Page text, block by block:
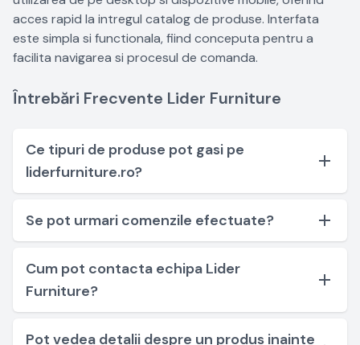
acces rapid la intregul catalog de produse. Interfata
este simpla si functionala, fiind conceputa pentru a
facilita navigarea si procesul de comanda.
Întrebări Frecvente Lider Furniture
Ce tipuri de produse pot gasi pe
liderfurniture.ro?
Se pot urmari comenzile efectuate?
Cum pot contacta echipa Lider
Furniture?
Pot vedea detalii despre un produs inainte